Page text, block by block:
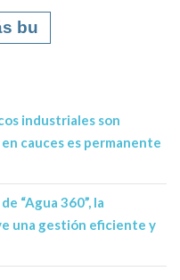
industriales son
cauces es permanente
“Agua 360”, la
una gestión eficiente y